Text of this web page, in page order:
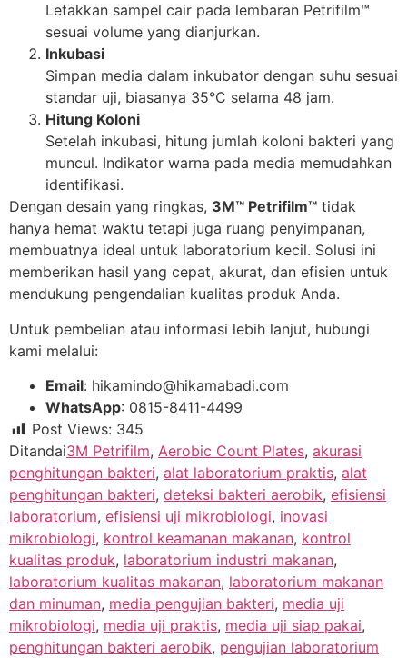
Letakkan sampel cair pada lembaran Petrifilm™
sesuai volume yang dianjurkan.
Inkubasi
Simpan media dalam inkubator dengan suhu sesuai
standar uji, biasanya 35°C selama 48 jam.
Hitung Koloni
Setelah inkubasi, hitung jumlah koloni bakteri yang
muncul. Indikator warna pada media memudahkan
identifikasi.
Dengan desain yang ringkas, 3M™ Petrifilm™ tidak
hanya hemat waktu tetapi juga ruang penyimpanan,
membuatnya ideal untuk laboratorium kecil. Solusi ini
memberikan hasil yang cepat, akurat, dan efisien untuk
mendukung pengendalian kualitas produk Anda.
Untuk pembelian atau informasi lebih lanjut, hubungi
kami melalui:
Email: hikamindo@hikamabadi.com
WhatsApp: 0815-8411-4499
Post Views: 345
Ditandai3M Petrifilm, Aerobic Count Plates, akurasi
penghitungan bakteri, alat laboratorium praktis, alat
penghitungan bakteri, deteksi bakteri aerobik, efisiensi
laboratorium, efisiensi uji mikrobiologi, inovasi
mikrobiologi, kontrol keamanan makanan, kontrol
kualitas produk, laboratorium industri makanan,
laboratorium kualitas makanan, laboratorium makanan
dan minuman, media pengujian bakteri, media uji
mikrobiologi, media uji praktis, media uji siap pakai,
penghitungan bakteri aerobik, pengujian laboratorium